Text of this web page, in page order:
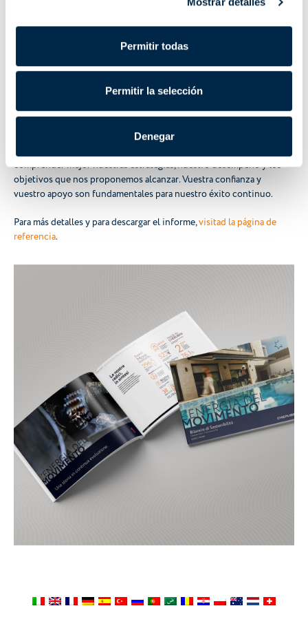
Permitir todas
Permitir la selección
Denegar
La actualización del Balance de Sostenibilidad 2024 no solo subraya
también es una herramienta esencial para comprender cómo
nuestras acciones cotidianas contribuyen a crear valor compartido y
duradero.
comprender mejor nuestras estrategias, nuestro desempeño y los
objetivos que nos proponemos alcanzar. Vuestra confianza y
vuestro apoyo son fundamentales para nuestro éxito continuo.
Para más detalles y para descargar el informe,visitad la página de
referencia.